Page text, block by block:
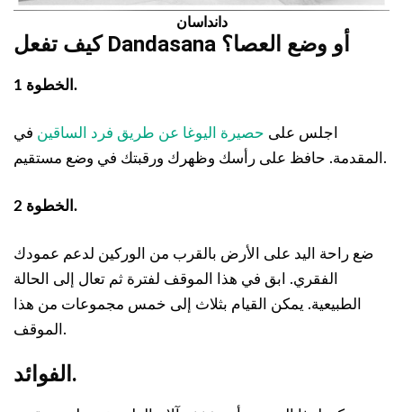
دانداسان
كيف تفعل Dandasana أو وضع العصا؟
الخطوة 1.
اجلس على حصيرة اليوغا عن طريق فرد الساقين في
المقدمة. حافظ على رأسك وظهرك ورقبتك في وضع مستقيم.
الخطوة 2.
ضع راحة اليد على الأرض بالقرب من الوركين لدعم عمودك
الفقري. ابق في هذا الموقف لفترة ثم تعال إلى الحالة
الطبيعية. يمكن القيام بثلاث إلى خمس مجموعات من هذا
الموقف.
الفوائد.